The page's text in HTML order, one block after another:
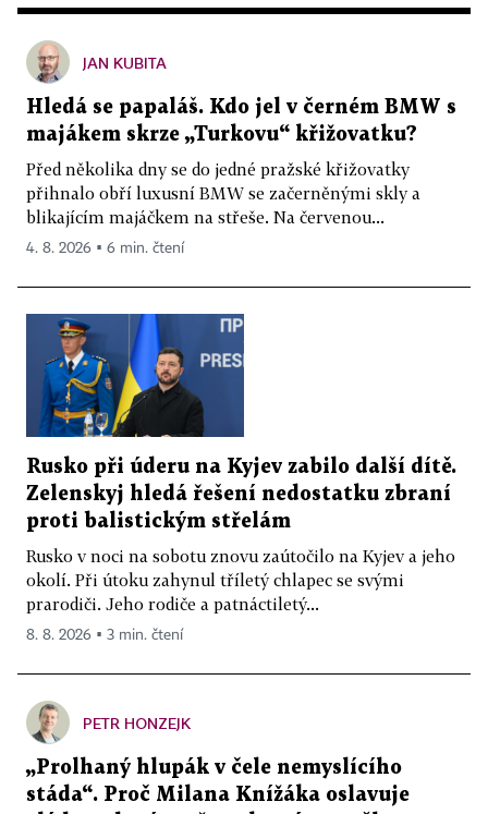
JAN KUBITA
Hledá se papaláš. Kdo jel v černém BMW s
majákem skrze „Turkovu“ křižovatku?
Před několika dny se do jedné pražské křižovatky
přihnalo obří luxusní BMW se začerněnými skly a
blikajícím majáčkem na střeše. Na červenou...
4. 8. 2026 ▪ 6 min. čtení
Rusko při úderu na Kyjev zabilo další dítě.
Zelenskyj hledá řešení nedostatku zbraní
proti balistickým střelám
Rusko v noci na sobotu znovu zaútočilo na Kyjev a jeho
okolí. Při útoku zahynul tříletý chlapec se svými
prarodiči. Jeho rodiče a patnáctiletý...
8. 8. 2026 ▪ 3 min. čtení
PETR HONZEJK
„Prolhaný hlupák v čele nemyslícího
stáda“. Proč Milana Knížáka oslavuje